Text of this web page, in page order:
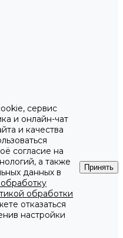
сервис
и онлайн-чат
и качества
согласие на
а также
данных в
обработки
отказаться
настройки
Принять